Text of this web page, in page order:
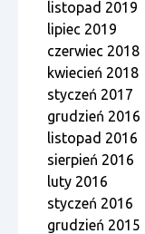
listopad 2019
lipiec 2019
czerwiec 2018
kwiecień 2018
styczeń 2017
grudzień 2016
listopad 2016
sierpień 2016
luty 2016
styczeń 2016
grudzień 2015